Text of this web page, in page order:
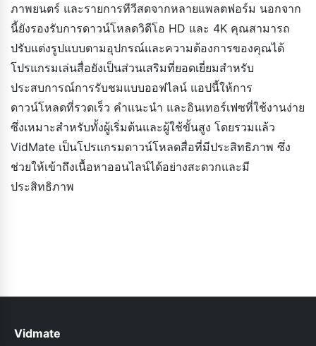
ภาพยนตร์ และรายการทีวีสดจากหลายแพลตฟอร์ม นอกจาก
นี้ยังรองรับการดาวน์โหลดวิดีโอ HD และ 4K คุณสามารถ
ปรับแต่งรูปแบบตามอุปกรณ์และความต้องการของคุณได้
โปรแกรมเล่นสื่อยังเป็นส่วนเสริมที่ยอดเยี่ยมสำหรับ
ประสบการณ์การรับชมแบบออฟไลน์ แอปนี้ให้การ
ดาวน์โหลดที่รวดเร็ว คำแนะนำ และอินเทอร์เฟซที่ใช้งานง่าย
ซึ่งเหมาะสำหรับทั้งผู้เริ่มต้นและผู้ใช้ขั้นสูง โดยรวมแล้ว
VidMate เป็นโปรแกรมดาวน์โหลดสื่อที่มีประสิทธิภาพ ซึ่ง
ช่วยให้เข้าถึงเนื้อหาออนไลน์ได้อย่างสะดวกและมี
ประสิทธิภาพ
Vidmate